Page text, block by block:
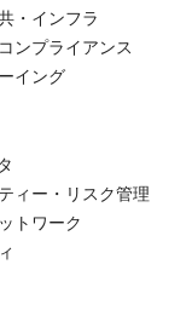
・インフラ
ンプライアンス
イング
ィー・リスク管理
トワーク